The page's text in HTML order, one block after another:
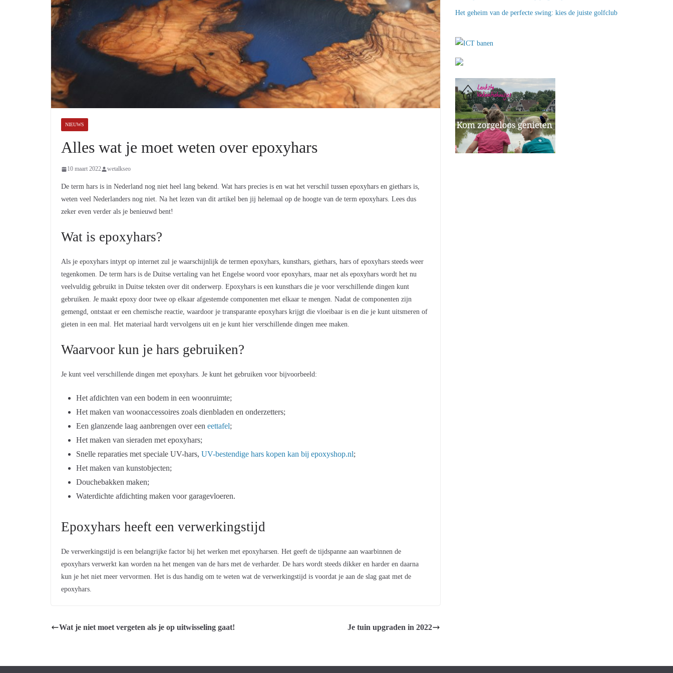
NIEUWS
Alles wat je moet weten over epoxyhars
10 maart 2022 wetalkseo
De term hars is in Nederland nog niet heel lang bekend. Wat hars precies is en wat het verschil tussen epoxyhars en giethars is,
weten veel Nederlanders nog niet. Na het lezen van dit artikel ben jij helemaal op de hoogte van de term epoxyhars. Lees dus
zeker even verder als je benieuwd bent!
Wat is epoxyhars?
Als je epoxyhars intypt op internet zul je waarschijnlijk de termen epoxyhars, kunsthars, giethars, hars of epoxyhars steeds weer
tegenkomen. De term hars is de Duitse vertaling van het Engelse woord voor epoxyhars, maar net als epoxyhars wordt het nu
veelvuldig gebruikt in Duitse teksten over dit onderwerp. Epoxyhars is een kunsthars die je voor verschillende dingen kunt
gebruiken. Je maakt epoxy door twee op elkaar afgestemde componenten met elkaar te mengen. Nadat de componenten zijn
gemengd, ontstaat er een chemische reactie, waardoor je transparante epoxyhars krijgt die vloeibaar is en die je kunt uitsmeren of
gieten in een mal. Het materiaal hardt vervolgens uit en je kunt hier verschillende dingen mee maken.
Waarvoor kun je hars gebruiken?
Je kunt veel verschillende dingen met epoxyhars. Je kunt het gebruiken voor bijvoorbeeld:
Het afdichten van een bodem in een woonruimte;
Het maken van woonaccessoires zoals dienbladen en onderzetters;
Een glanzende laag aanbrengen over een eettafel;
Het maken van sieraden met epoxyhars;
Snelle reparaties met speciale UV-hars, UV-bestendige hars kopen kan bij epoxyshop.nl;
Het maken van kunstobjecten;
Douchebakken maken;
Waterdichte afdichting maken voor garagevloeren.
Epoxyhars heeft een verwerkingstijd
De verwerkingstijd is een belangrijke factor bij het werken met epoxyharsen. Het geeft de tijdspanne aan waarbinnen de
epoxyhars verwerkt kan worden na het mengen van de hars met de verharder. De hars wordt steeds dikker en harder en daarna
kun je het niet meer vervormen. Het is dus handig om te weten wat de verwerkingstijd is voordat je aan de slag gaat met de
epoxyhars.
Wat je niet moet vergeten als je op uitwisseling gaat! Je tuin upgraden in 2022
Het geheim van de perfecte swing: kies de juiste golfclub